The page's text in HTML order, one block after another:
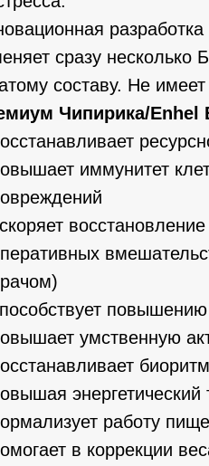
сразу
составу. Не
Чипирика/Enhel
иммунитет
повышению
умственную
работу
в коррекции